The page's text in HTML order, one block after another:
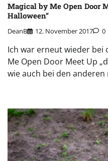
Magical by Me Open Door
Halloween“
DeanB 12. November 2017 0
Ich war erneut wieder bei
Me Open Door Meet Up
wie auch bei den